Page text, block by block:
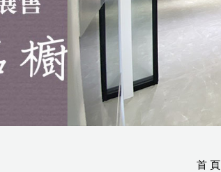
首 頁